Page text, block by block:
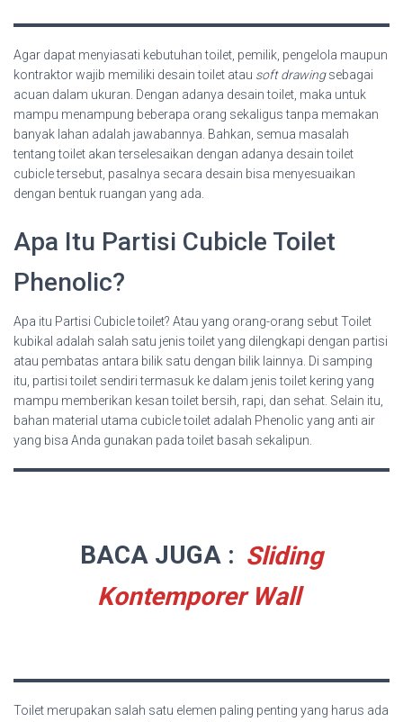
Agar dapat menyiasati kebutuhan toilet, pemilik, pengelola maupun
kontraktor wajib memiliki desain toilet atau soft drawingsebagai
acuan dalam ukuran. Dengan adanya desain toilet, maka untuk
mampu menampung beberapa orang sekaligus tanpa memakan
banyak lahan adalah jawabannya. Bahkan, semua masalah
tentang toilet akan terselesaikan dengan adanya desain toilet
cubicle tersebut, pasalnya secara desain bisa menyesuaikan
dengan bentuk ruangan yang ada.
Apa Itu Partisi Cubicle Toilet
Phenolic?
Apa itu Partisi Cubicle toilet? Atau yang orang-orang sebut Toilet
kubikal adalah salah satu jenis toilet yang dilengkapi dengan partisi
atau pembatas antara bilik satu dengan bilik lainnya. Di samping
itu, partisi toilet sendiri termasuk ke dalam jenis toilet kering yang
mampu memberikan kesan toilet bersih, rapi, dan sehat. Selain itu,
bahan material utama cubicle toilet adalah Phenolic yang anti air
yang bisa Anda gunakan pada toilet basah sekalipun.
BACA JUGA : Sliding
Kontemporer Wall
Toilet merupakan salah satu elemen paling penting yang harus ada